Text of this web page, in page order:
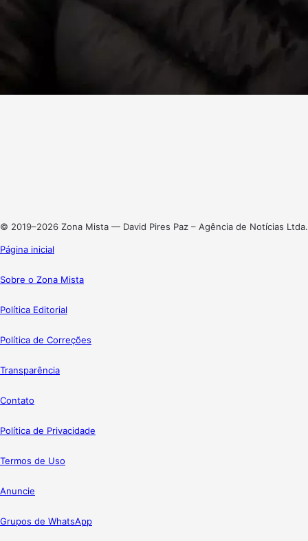
© 2019–2026 Zona Mista — David Pires Paz – Agência de Notícias Ltda.
Página inicial
Sobre o Zona Mista
Política Editorial
Política de Correções
Transparência
Contato
Política de Privacidade
Termos de Uso
Anuncie
Grupos de WhatsApp